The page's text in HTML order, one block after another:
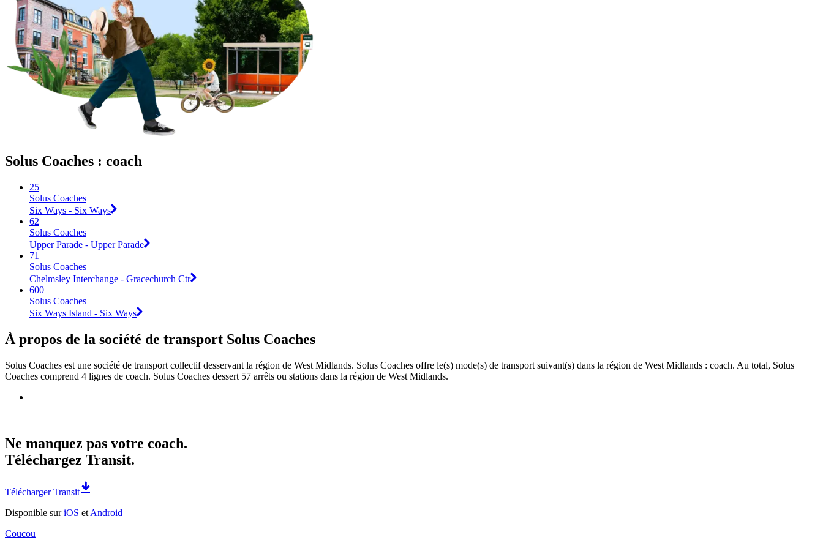
Solus Coaches : coach
25
Solus Coaches
Six Ways - Six Ways
62
Solus Coaches
Upper Parade - Upper Parade
71
Solus Coaches
Chelmsley Interchange - Gracechurch Ctr
600
Solus Coaches
Six Ways Island - Six Ways
À propos de la société de transport Solus Coaches
Solus Coaches est une société de transport collectif desservant la région de West Midlands. Solus Coaches offre le(s) mode(s) de transport suivant(s) dans la région de West Midlands : coach. Au total, Solus
Coaches comprend 4 lignes de coach. Solus Coaches dessert 57 arrêts ou stations dans la région de West Midlands.
Ne manquez pas votre coach.
Téléchargez Transit.
Télécharger Transit
Disponible suriOS et Android
Coucou